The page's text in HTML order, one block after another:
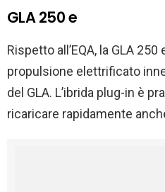
GLA 250 e
Rispetto all’EQA, la GLA
propulsione elettrificato
del GLA. L’ibrida plug-in è
ricaricare rapidamente